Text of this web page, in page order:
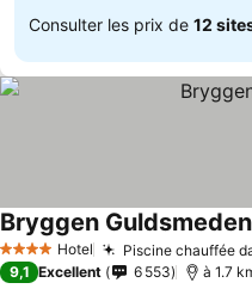
Consulter les prix de 12
4 Étoiles Hotel Piscine chauffée
Bryggen Guldsmeden
9,1 Excellent 6 553 à 1.7